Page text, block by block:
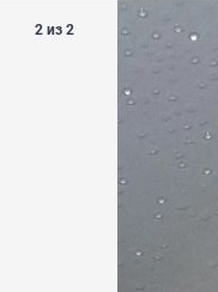
2 из 2